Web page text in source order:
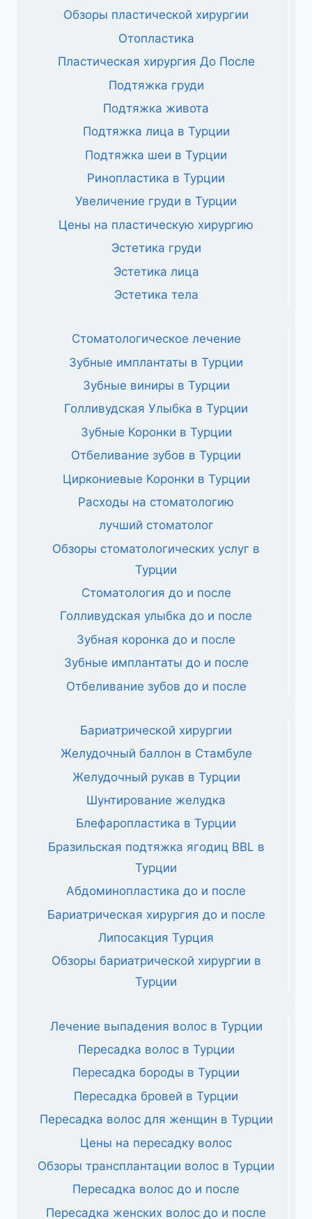
Обзоры пластической хирургии
Отопластика
Пластическая хирургия До После
Подтяжка груди
Подтяжка живота
Подтяжка лица в Турции
Подтяжка шеи в Турции
Ринопластика в Турции
Увеличение груди в Турции
Цены на пластическую хирургию
Эстетика груди
Эстетика лица
Эстетика тела
Стоматологическое лечение
Зубные имплантаты в Турции
Зубные виниры в Турции
Голливудская Улыбка в Турции
Зубные Коронки в Турции
Отбеливание зубов в Турции
Циркониевые Коронки в Турции
Расходы на стоматологию
лучший стоматолог
Обзоры стоматологических услуг в
Турции
Стоматология до и после
Голливудская улыбка до и после
Зубная коронка до и после
Зубные имплантаты до и после
Отбеливание зубов до и после
Бариатрической хирургии
Желудочный баллон в Стамбуле
Желудочный рукав в Турции
Шунтирование желудка
Блефаропластика в Турции
Бразильская подтяжка ягодиц BBL в
Турции
Абдоминопластика до и после
Бариатрическая хирургия до и после
Липосакция Турция
Обзоры бариатрической хирургии в
Турции
Лечение выпадения волос в Турции
Пересадка волос в Турции
Пересадка бороды в Турции
Пересадка бровей в Турции
Пересадка волос для женщин в Турции
Цены на пересадку волос
Обзоры трансплантации волос в Турции
Пересадка волос до и после
Пересадка женских волос до и после